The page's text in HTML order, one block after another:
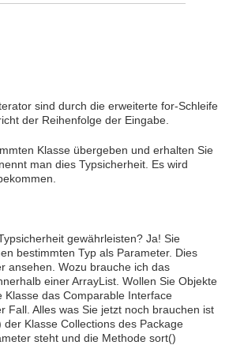
sind durch die erweiterte for-Schleife
der Reihenfolge der Eingabe.
Klasse übergeben und erhalten Sie
man dies Typsicherheit. Es wird
gewährleisten? Ja! Sie
bestimmten Typ als Parameter. Dies
ansehen. Wozu brauche ich das
einer ArrayList. Wollen Sie Objekte
das Comparable Interface
Fall. Alles was Sie jetzt noch brauchen ist
der Klasse Collections des Package
steht und die Methode sort()